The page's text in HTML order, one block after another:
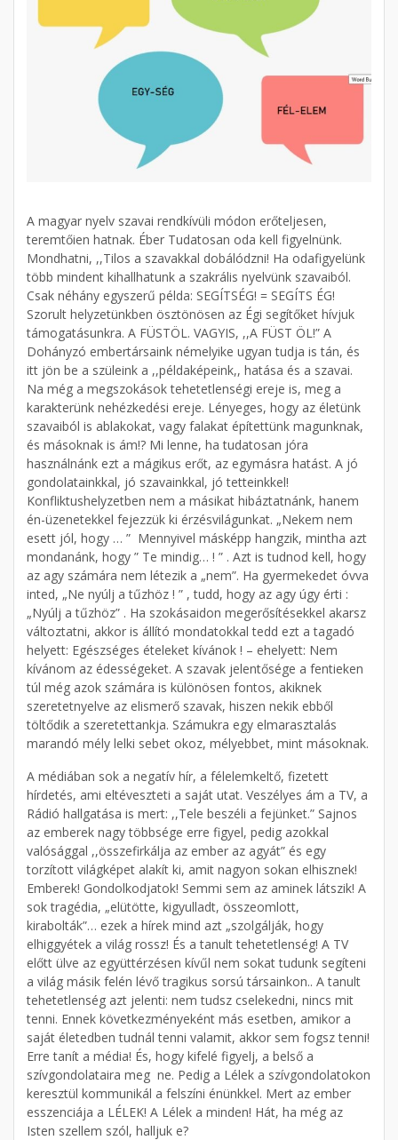
A magyar nyelv szavai rendkívüli módon erőteljesen,
teremtőien hatnak. Éber Tudatosan oda kell figyelnünk.
Mondhatni, ,,Tilos a szavakkal dobálódzni! Ha odafigyelünk
több mindent kihallhatunk a szakrális nyelvünk szavaiból.
Csak néhány egyszerű példa: SEGÍTSÉG! = SEGÍTS ÉG!
Szorult helyzetünkben ösztönösen az Égi segítőket hívjuk
támogatásunkra. A FÜSTÖL. VAGYIS, ,,A FÜST ÖL!” A
Dohányzó embertársaink némelyike ugyan tudja is tán, és
itt jön be a szüleink a ,,példaképeink,, hatása és a szavai.
Na még a megszokások tehetetlenségi ereje is, meg a
karakterünk nehézkedési ereje. Lényeges, hogy az életünk
szavaiból is ablakokat, vagy falakat építettünk magunknak,
és másoknak is ám!? Mi lenne, ha tudatosan jóra
használnánk ezt a mágikus erőt, az egymásra hatást. A jó
gondolatainkkal, jó szavainkkal, jó tetteinkkel!
Konfliktushelyzetben nem a másikat hibáztatnánk, hanem
én-üzenetekkel fejezzük ki érzésvilágunkat. „Nekem nem
esett jól, hogy … ” Mennyivel másképp hangzik, mintha azt
mondanánk, hogy ” Te mindig… ! ” . Azt is tudnod kell, hogy
az agy számára nem létezik a „nem”. Ha gyermekedet óvva
inted, „Ne nyúlj a tűzhöz ! ” , tudd, hogy az agy úgy érti :
„Nyúlj a tűzhöz” . Ha szokásaidon megerősítésekkel akarsz
változtatni, akkor is állító mondatokkal tedd ezt a tagadó
helyett: Egészséges ételeket kívánok ! – ehelyett: Nem
kívánom az édességeket. A szavak jelentősége a fentieken
túl még azok számára is különösen fontos, akiknek
szeretetnyelve az elismerő szavak, hiszen nekik ebből
töltődik a szeretettankja. Számukra egy elmarasztalás
marandó mély lelki sebet okoz, mélyebbet, mint másoknak.
A médiában sok a negatív hír, a félelemkeltő, fizetett
hírdetés, ami eltéveszteti a saját utat. Veszélyes ám a TV, a
Rádió hallgatása is mert: ,,Tele beszéli a fejünket.” Sajnos
az emberek nagy többsége erre figyel, pedig azokkal
valósággal ,,összefirkálja az ember az agyát” és egy
torzított világképet alakít ki, amit nagyon sokan elhisznek!
Emberek! Gondolkodjatok! Semmi sem az aminek látszik! A
sok tragédia, „elütötte, kigyulladt, összeomlott,
kirabolták”… ezek a hírek mind azt „szolgálják, hogy
elhiggyétek a világ rossz! És a tanult tehetetlenség! A TV
előtt ülve az együttérzésen kívűl nem sokat tudunk segíteni
a világ másik felén lévő tragikus sorsú társainkon.. A tanult
tehetetlenség azt jelenti: nem tudsz cselekedni, nincs mit
tenni. Ennek következményeként más esetben, amikor a
saját életedben tudnál tenni valamit, akkor sem fogsz tenni!
Erre tanít a média! És, hogy kifelé figyelj, a belső a
szívgondolataira meg ne. Pedig a Lélek a szívgondolatokon
keresztül kommunikál a felszíni énünkkel. Mert az ember
esszenciája a LÉLEK! A Lélek a minden! Hát, ha még az
Isten szellem szól, halljuk e?